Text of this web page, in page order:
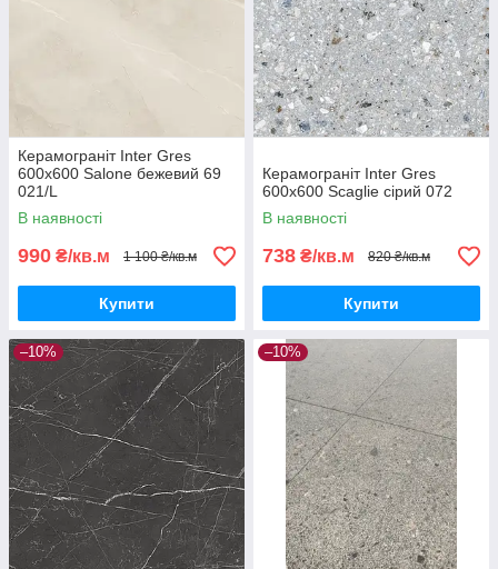
Керамограніт Inter Gres
600x600 Salone бежевий 69
021/L
В наявності
990 ₴/кв.м 1 100 ₴/кв.м
Купити
Керамограніт Inter Gres
600x600 Scaglie сірий 072
В наявності
738 ₴/кв.м 820 ₴/кв.м
Купити
–10% –10%